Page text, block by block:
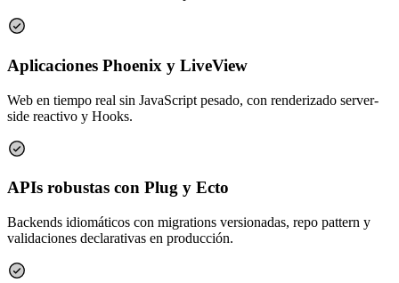
Aplicaciones Phoenix y LiveView
Web en tiempo real sin JavaScript pesado, con renderizado server-
side reactivo y Hooks.
APIs robustas con Plug y Ecto
Backends idiomáticos con migrations versionadas, repo pattern y
validaciones declarativas en producción.